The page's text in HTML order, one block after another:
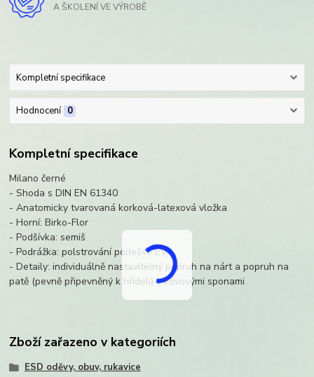
A ŠKOLENÍ VE VÝROBĚ
Kompletní specifikace
Hodnocení 0
Kompletní specifikace
Milano černé
- Shoda s DIN EN 61340
- Anatomicky tvarovaná korková-latexová vložka
- Horní: Birko-Flor
- Podšívka: semiš
- Podrážka: polstrování podešve EVA
- Detaily: individuálně nastavitelný popruh na nárt a popruh na
patě (pevně připevněný k hřídeli) s kovovými sponami
Zboží zařazeno v kategoriích
ESD oděvy, obuv, rukavice